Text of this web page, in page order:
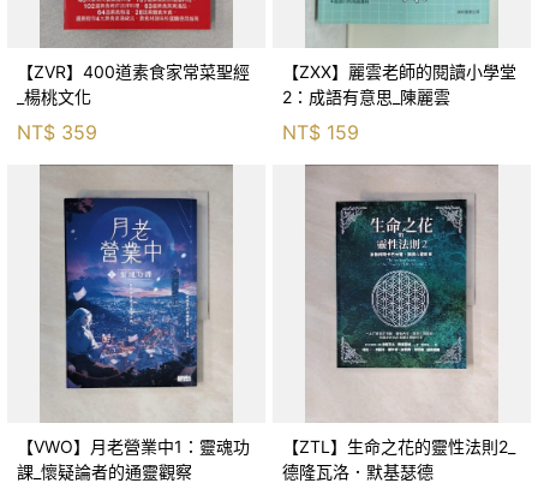
【ZVR】400道素食家常菜聖經
_楊桃文化
NT$ 359
【ZXX】麗雲老師的閱讀小學堂
2：成語有意思_陳麗雲
NT$ 159
【VWO】月老營業中1：靈魂功
課_懷疑論者的通靈觀察
【ZTL】生命之花的靈性法則2_
德隆瓦洛．默基瑟德